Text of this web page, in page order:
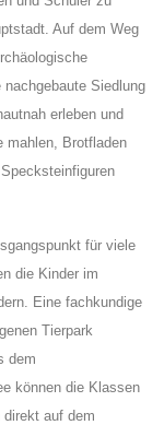
Auf dem Weg
Siedlung
erleben und
mahlen, Brotfladen
für viele
die Kinder im
Eine fachkundige
Tierpark
dem
können die Klassen
direkt auf dem